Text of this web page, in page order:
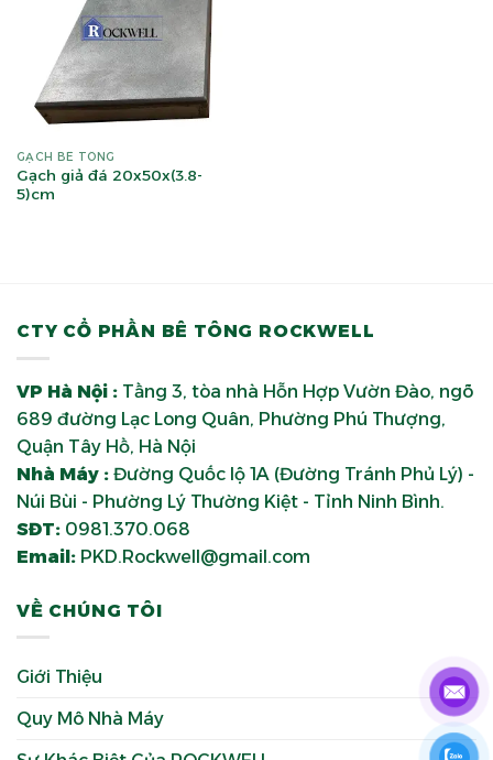
GẠCH BÊ TÔNG
Gạch giả đá 20x50x(3.8-
5)cm
CTY CỔ PHẦN BÊ TÔNG ROCKWELL
VP Hà Nội : Tầng 3, tòa nhà Hỗn Hợp Vườn Đào, ngõ
689 đường Lạc Long Quân, Phường Phú Thượng,
Quận Tây Hồ, Hà Nội
Nhà Máy : Đường Quốc lộ 1A (Đường Tránh Phủ Lý) -
Núi Bùi - Phường Lý Thường Kiệt - Tỉnh Ninh Bình.
SĐT: 0981.370.068
Email: PKD.Rockwell@gmail.com
VỀ CHÚNG TÔI
Giới Thiệu
Quy Mô Nhà Máy